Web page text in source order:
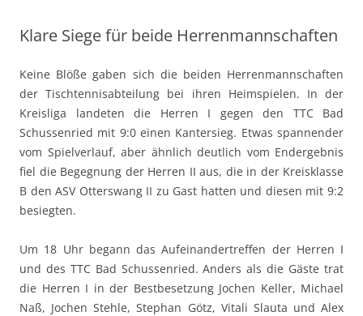
Klare Siege für beide Herrenmannschaften
Keine Blöße gaben sich die beiden Herrenmannschaften
der Tischtennisabteilung bei ihren Heimspielen. In der
Kreisliga landeten die Herren I gegen den TTC Bad
Schussenried mit 9:0 einen Kantersieg. Etwas spannender
vom Spielverlauf, aber ähnlich deutlich vom Endergebnis
fiel die Begegnung der Herren II aus, die in der Kreisklasse
B den ASV Otterswang II zu Gast hatten und diesen mit 9:2
besiegten.
Um 18 Uhr begann das Aufeinandertreffen der Herren I
und des TTC Bad Schussenried. Anders als die Gäste trat
die Herren I in der Bestbesetzung Jochen Keller, Michael
Naß, Jochen Stehle, Stephan Götz, Vitali Slauta und Alex